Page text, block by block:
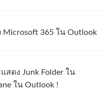
Microsoft 365 ใน Outlook
สดง Junk Folder ใน
ใน Outlook !